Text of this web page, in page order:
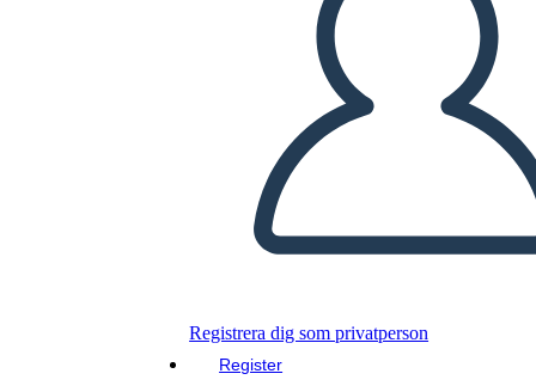
Registrera dig som privatperson
Register
SPELA UPP BILDSPEL
LÄS FÖR MIG